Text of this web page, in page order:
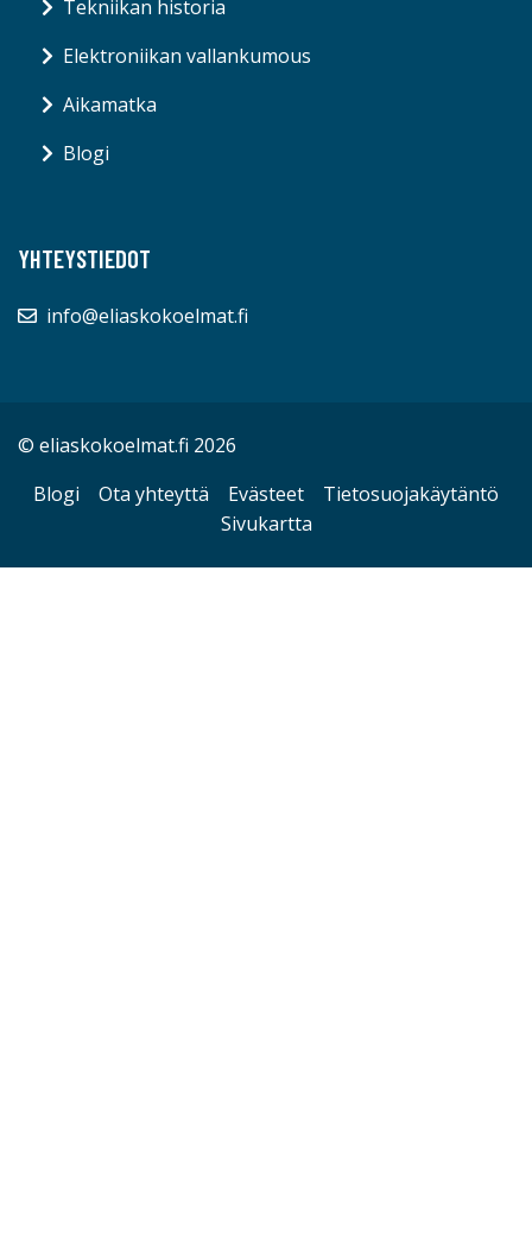
Tekniikan historia
Elektroniikan vallankumous
Aikamatka
Blogi
YHTEYSTIEDOT
info@eliaskokoelmat.fi
© eliaskokoelmat.fi 2026
Blogi
Ota yhteyttä Evästeet
Tietosuojakäytäntö
Sivukartta